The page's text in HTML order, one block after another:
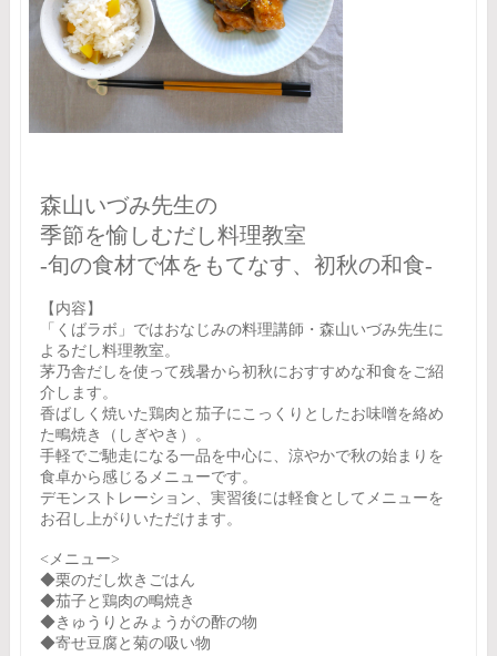
森山いづみ先生の
季節を愉しむだし料理教室
-旬の食材で体をもてなす、初秋の和食‐
【内容】
「くばラボ」ではおなじみの料理講師・森山いづみ先生に
よるだし料理教室。
茅乃舎だしを使って残暑から初秋におすすめな和食をご紹
介します。
香ばしく焼いた鶏肉と茄子にこっくりとしたお味噌を絡め
た鴫焼き（しぎやき）。
手軽でご馳走になる一品を中心に、涼やかで秋の始まりを
食卓から感じるメニューです。
デモンストレーション、実習後には軽食としてメニューを
お召し上がりいただけます。
<メニュー>
◆栗のだし炊きごはん
◆茄子と鶏肉の鴫焼き
◆きゅうりとみょうがの酢の物
◆寄せ豆腐と菊の吸い物